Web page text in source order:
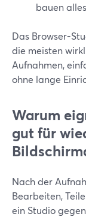
bauen
Das Browser-
die meisten
Aufnahmen,
ohne lange
Warum
gut für
Nach der
Bearbeiten,
ein Studio